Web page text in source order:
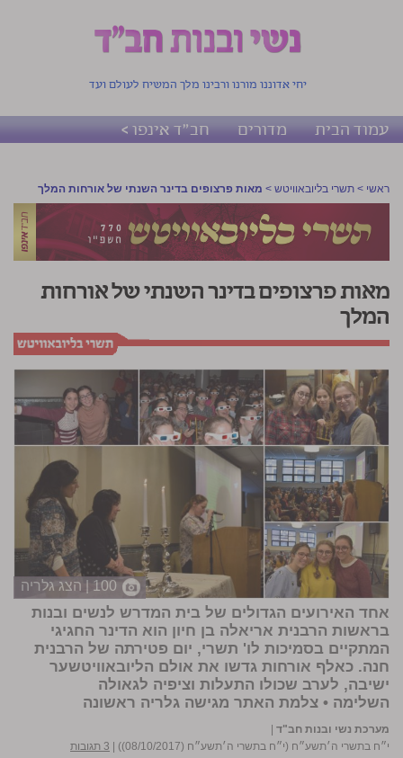
יחי אדוננו מורנו ורבינו מלך המשיח לעולם ועד
עמוד הבית מדורים חב"ד אינפו >
ראשי > תשרי בליובאוויטש > מאות פרצופים בדינר השנתי של אורחות המלך
מאות פרצופים בדינר השנתי של אורחות
המלך
100 | הצג גלריה
אחד האירועים הגדולים של בית המדרש לנשים ובנות
בראשות הרבנית אריאלה בן חיון הוא הדינר החגיגי
המתקיים בסמיכות לו' תשרי, יום פטירתה של הרבנית
חנה. כאלף אורחות גדשו את אולם הליובאוויטשער
ישיבה, לערב שכולו התעלות וציפיה לגאולה
השלימה • צלמת האתר מגישה גלריה ראשונה
מערכת נשי ובנות חב"ד
י״ח בתשרי ה׳תשע״ח (י״ח בתשרי ה׳תשע״ח (08/10/2017))
3 תגובות